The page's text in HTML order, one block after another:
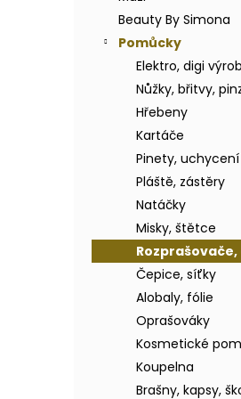
Beauty By Simona
Pomůcky
Elektro, digi
Nůžky, břitvy,
Hřebeny
Kartáče
Pinety, uchycení
Pláště, zástěry
Natáčky
Misky, štětce
Čepice, síťky
Alobaly, fólie
Oprašováky
Kosmetické
Koupelna
Brašny, kapsy,
BODY BY SIMONA
RUČNĚ VYRÁBĚNÉ
200ML
749 Kč